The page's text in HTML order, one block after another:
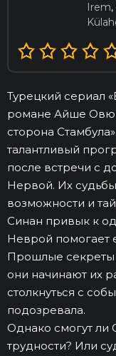
Irem,
Турецкий сериал
романе Айше
сторона
талантливый
после встречи с
Нервой. Их
возможности и
Синан привык к
Неврой помогает
Прошлые секреты
они начинают их
столкнуться с
подозревала.
Однако смогут ли
трудности? Или